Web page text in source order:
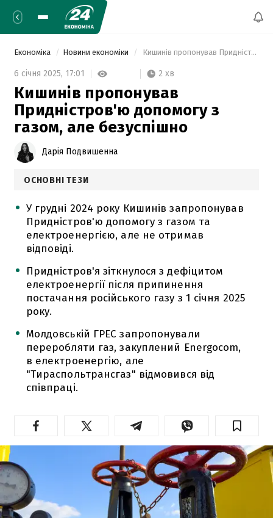
Економіка Новини економіки Кишинів пропонував Придністров'ю допомогу з газом, але безуспішно
6 січня 2025, 17:01 2 хв
Кишинів пропонував
Придністров'ю допомогу з
газом, але безуспішно
Дарія Подвишенна
ОСНОВНІ ТЕЗИ
У грудні 2024 року Кишинів запропонував
Придністров'ю допомогу з газом та
електроенергією, але не отримав
відповіді.
Придністров'я зіткнулося з дефіцитом
електроенергії після припинення
постачання російського газу з 1 січня 2025
року.
Молдовській ГРЕС запропонували
переробляти газ, закуплений Energocom,
в електроенергію, але
"Тираспольтрансгаз" відмовився від
співпраці.